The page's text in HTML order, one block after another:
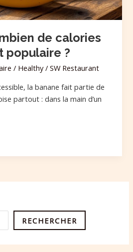
de calories
populaire ?
/ Healthy/SW Restaurant
la banane fait partie de
partout : dans la main d’un
RECHERCHER